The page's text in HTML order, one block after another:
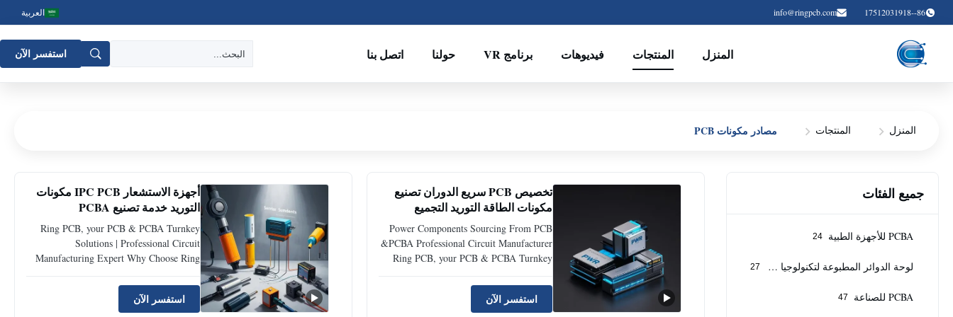
86--17512031918
info@ringpcb.com العربية
المنزل المنتجات فيديوهات برنامج VR حولنا اتصل بنا استفسر الآن
المنزل المنتجات مصادر مكونات PCB
جميع الفئات
PCBA للأجهزة الطبية 24
لوحة الدوائر المطبوعة لتكنولوجيا الاتصالات 27
PCBA للصناعة 47
تخصيص PCB سريع الدوران تصنيع
مكونات الطاقة التوريد التجميع
Power Components Sourcing From PCB
&PCBA Professional Circuit Manufacturer
Ring PCB, your PCB & PCBA Turnkey
Manufacturing Expert Why Choose Ring
PCB as your Partner? 17 Years of
استفسر الآن
أجهزة الاستشعار IPC PCB مكونات
التوريد خدمة تصنيع PCBA
Ring PCB, your PCB & PCBA Turnkey
Solutions | Professional Circuit
Manufacturing Expert Why Choose Ring
Excellence | Self-Owned Factory | End-to-
End Technical Support Core Advantage 1:
استفسر الآن